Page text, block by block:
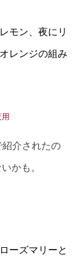
モン、夜にリ
レンジの組み
介されたの
かも。
ーズマリーと